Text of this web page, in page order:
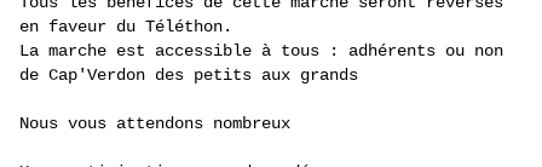
en faveur du Téléthon.
La marche est accessible à tous : adhérents ou non
de Cap'Verdon des petits aux grands
Nous vous attendons nombreux